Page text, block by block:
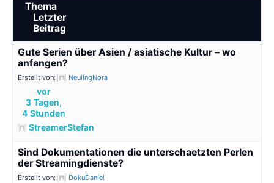
Thema
Letzter
Beitrag
Gute Serien über Asien / asiatische Kultur – wo
anfangen?
Erstellt von: NeulingNora
vor
3 Tagen,
4 Stunden
StreamerStefan
Sind Dokumentationen die unterschaetzten Perlen
der Streamingdienste?
Erstellt von: DokuDaniel